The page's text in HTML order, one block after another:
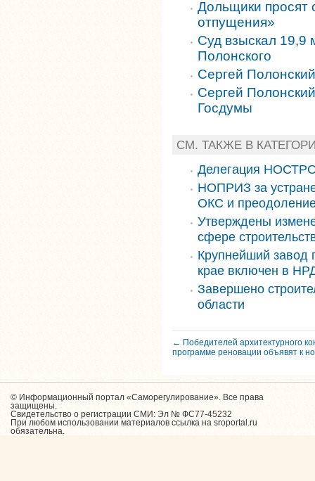
Дольщики просят
отпущения»
Суд взыскал 19,9
Полонского
Сергей
Сергей
Госдумы
СМ. ТАКЖЕ В
Делегация
НОПРИЗ за
ОКС и
Утверждены
сфере
Крупнейший завод
крае включен в
Завершено
области
← Победителей архитектурного
программе реновации объявят к
© Информационный портал «Саморегулирование». Все права
защищены.
Свидетельство о регистрации СМИ: Эл № ФС77-45232
При любом использовании материалов ссылка на sroportal.ru
обязательна.